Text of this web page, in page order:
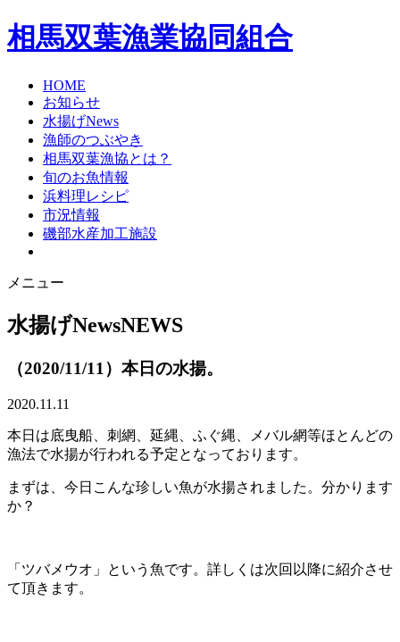
相馬双葉漁業協同組合
HOME
お知らせ
水揚げNews
漁師のつぶやき
相馬双葉漁協とは？
旬のお魚情報
浜料理レシピ
市況情報
磯部水産加工施設
メニュー
水揚げNewsNEWS
（2020/11/11）本日の水揚。
2020.11.11
本日は底曳船、刺網、延縄、ふぐ縄、メバル網等ほとんどの
漁法で水揚が行われる予定となっております。
まずは、今日こんな珍しい魚が水揚されました。分かります
か？
「ツバメウオ」という魚です。詳しくは次回以降に紹介させ
て頂きます。